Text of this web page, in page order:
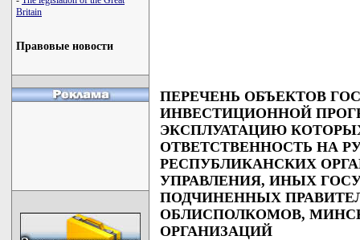
Britain
Правовые новости
ПЕРЕЧЕНЬ ОБЪЕКТОВ
ИНВЕСТИЦИОННОЙ
ЭКСПЛУАТАЦИЮ КОТОРЫХ
ОТВЕТСТВЕННОСТЬ НА
РЕСПУБЛИКАНСКИХ
УПРАВЛЕНИЯ, ИНЫХ
ПОДЧИНЕННЫХ
ОБЛИСПОЛКОМОВ,
ОРГАНИЗАЦИЙ